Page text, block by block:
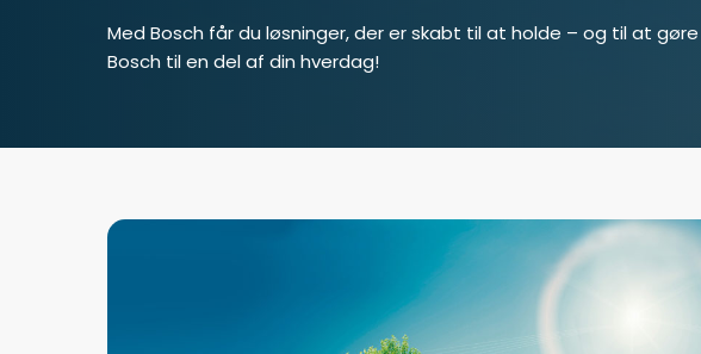
Med Bosch får du løsninger, der er skabt til at holde – og til at gøre
Bosch til en del af din hverdag!